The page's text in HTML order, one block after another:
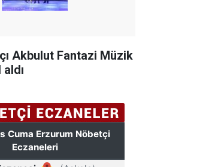
Akbulut Fantazi Müzik